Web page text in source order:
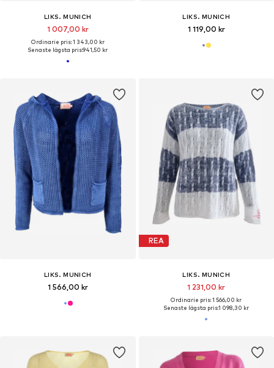
LIKS. MUNICH
1 007,00 kr
Ordinarie pris: 1 343,00 kr
Senaste lägsta pris:941,50 kr
LIKS. MUNICH
1 119,00 kr
LIKS. MUNICH
1 566,00 kr
REA
LIKS. MUNICH
1 231,00 kr
Ordinarie pris: 1 566,00 kr
Senaste lägsta pris:1 098,30 kr